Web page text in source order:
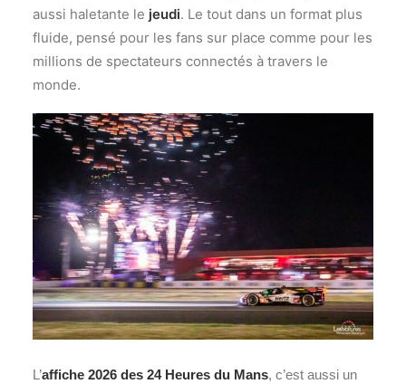
aussi haletante le jeudi. Le tout dans un format plus
fluide, pensé pour les fans sur place comme pour les
millions de spectateurs connectés à travers le
monde.
L’affiche 2026 des 24 Heures du Mans, c’est aussi un